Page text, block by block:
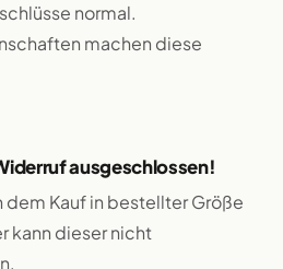
normal.
machen diese
ausgeschlossen!
dem Kauf in bestellter Größe
kann dieser nicht